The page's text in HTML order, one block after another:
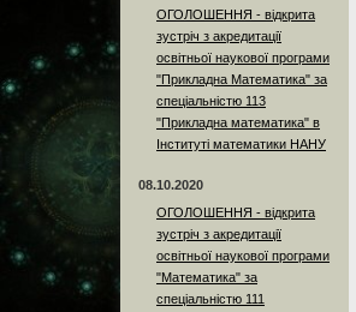
ОГОЛОШЕННЯ - відкрита
зустріч з акредитації
освітньої наукової програми
"Прикладна Математика" за
спеціальністю 113
"Прикладна математика" в
Інституті математики НАНУ
08.10.2020
ОГОЛОШЕННЯ - відкрита
зустріч з акредитації
освітньої наукової програми
"Математика" за
спеціальністю 111